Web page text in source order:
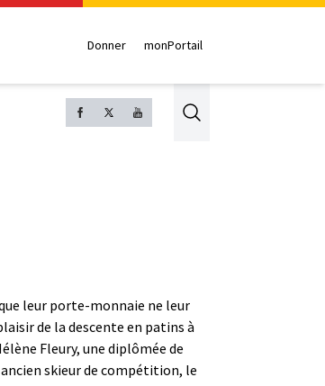
Donner monPortail
Search
leur porte-monnaie ne leur
de la descente en patins à
Fleury, une diplômée de
skieur de compétition, le